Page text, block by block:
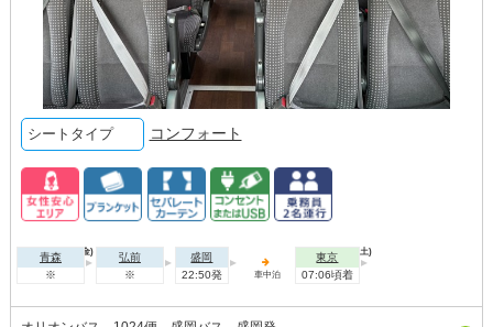
シートタイプ コンフォート
2026年08月07日(金)
青森
※
弘前
※
盛岡
22:50発
車中泊
2026年08月08日(土)
東京
07:06頃着